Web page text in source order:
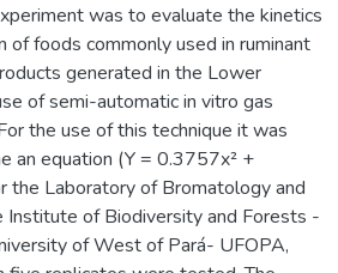
was to evaluate the kinetics
of foods commonly used in ruminant
generated in the Lower
of semi-automatic in vitro gas
the use of this technique it was
an equation (Y = 0.3757x² +
Laboratory of Bromatology and
Institute of Biodiversity and Forests -
of West of Pará- UFOPA,